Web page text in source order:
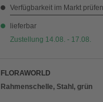
Verfügbarkeit im Markt prüfen
lieferbar
Zustellung 14.08. - 17.08.
FLORAWORLD
Rahmenschelle, Stahl, grün